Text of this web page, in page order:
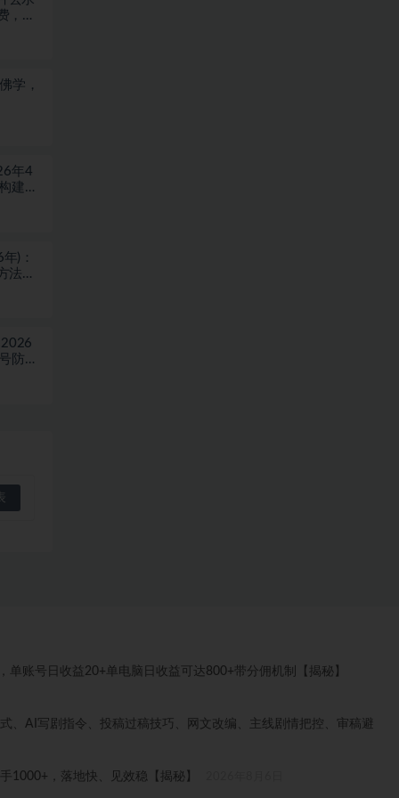
，浏
学，
年4
建盈
)：
法，
防封
单账号日收益20+单电脑日收益可达800+带分佣机制【揭秘】
、AI写剧指令、投稿过稿技巧、网文改编、主线剧情把控、审稿避
1000+，落地快、见效稳【揭秘】